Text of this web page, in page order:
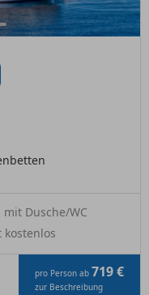
mit Dusche/WC
pro Person ab 719 €
zur Beschreibung